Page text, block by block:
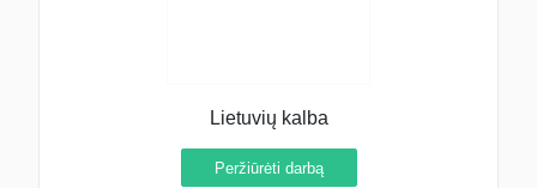
Lietuvių kalba
Peržiūrėti darbą